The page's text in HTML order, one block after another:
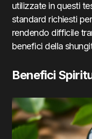
utilizzate in questi
standard richiesti
rendendo difficile
benefici della
Benefici